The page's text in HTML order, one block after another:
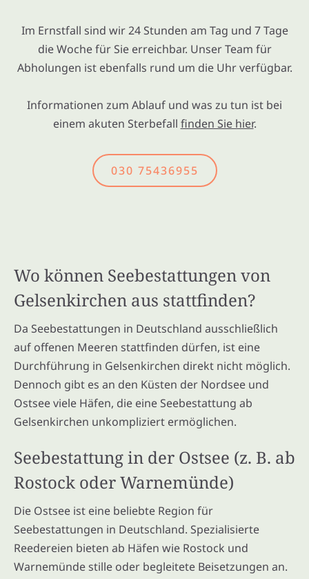
Im Ernstfall sind wir 24 Stunden am Tag und 7 Tage
die Woche für Sie erreichbar. Unser Team für
Abholungen ist ebenfalls rund um die Uhr verfügbar.
Informationen zum Ablauf und was zu tun ist bei
einem akuten Sterbefall finden Sie hier.
030 75436955
Wo können Seebestattungen von
Gelsenkirchen aus stattfinden?
Da Seebestattungen in Deutschland ausschließlich
auf offenen Meeren stattfinden dürfen, ist eine
Durchführung in Gelsenkirchen direkt nicht möglich.
Dennoch gibt es an den Küsten der Nordsee und
Ostsee viele Häfen, die eine Seebestattung ab
Gelsenkirchen unkompliziert ermöglichen.
Seebestattung in der Ostsee (z. B. ab
Rostock oder Warnemünde)
Die Ostsee ist eine beliebte Region für
Seebestattungen in Deutschland. Spezialisierte
Reedereien bieten ab Häfen wie Rostock und
Warnemünde stille oder begleitete Beisetzungen an.